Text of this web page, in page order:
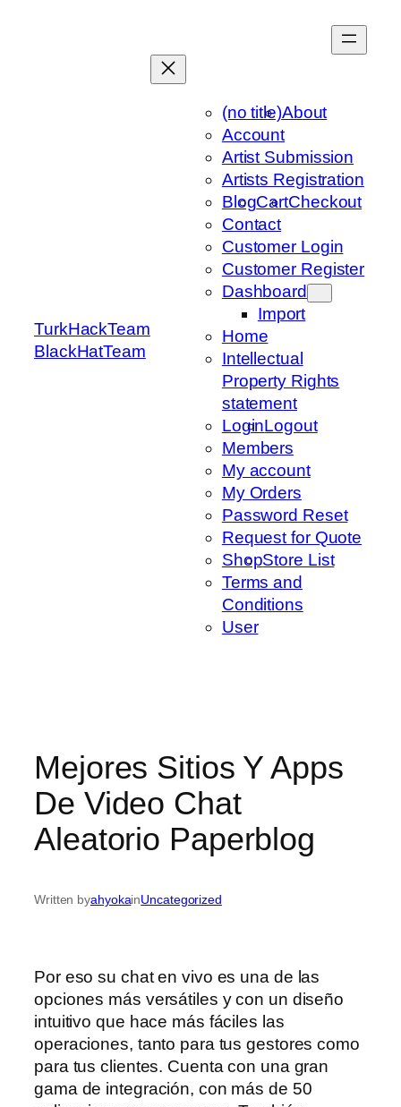
TurkHackTeam
BlackHatTeam
(no title)About
Account
Artist Submission
Artists Registration
BlogCartCheckout
Contact
Customer Login
Customer Register
Dashboard
Import
Home
Intellectual
Property Rights
statement
LoginLogout
Members
My account
My Orders
Password Reset
Request for Quote
ShopStore List
Terms and
Conditions
User
Mejores Sitios Y Apps
De Video Chat
Aleatorio Paperblog
Written byahyokainUncategorized
Por eso su chat en vivo es una de las
opciones más versátiles y con un diseño
intuitivo que hace más fáciles las
operaciones, tanto para tus gestores como
para tus clientes. Cuenta con una gran
gama de integración, con más de 50